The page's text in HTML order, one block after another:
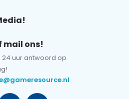
mail ons!
24 uur antwoord op